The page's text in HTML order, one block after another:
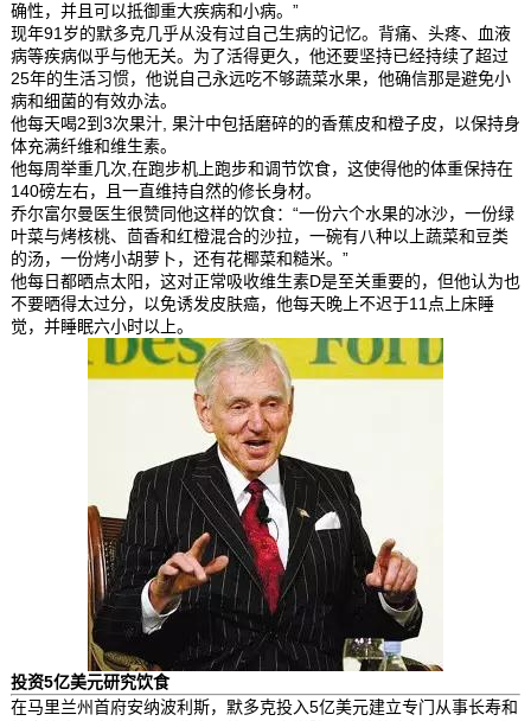
确性，并且可以抵御重大疾病和小病。”
现年91岁的默多克几乎从没有过自己生病的记忆。背痛、头疼、血液
病等疾病似乎与他无关。为了活得更久，他还要坚持已经持续了超过
25年的生活习惯，他说自己永远吃不够蔬菜水果，他确信那是避免小
病和细菌的有效办法。
他每天喝2到3次果汁, 果汁中包括磨碎的的香蕉皮和橙子皮，以保持身
体充满纤维和维生素。
他每周举重几次,在跑步机上跑步和调节饮食，这使得他的体重保持在
140磅左右，且一直维持自然的修长身材。
乔尔富尔曼医生很赞同他这样的饮食：“一份六个水果的冰沙，一份绿
叶菜与烤核桃、茴香和红橙混合的沙拉，一碗有八种以上蔬菜和豆类
的汤，一份烤小胡萝卜，还有花椰菜和糙米。”
他每日都晒点太阳，这对正常吸收维生素D是至关重要的，但他认为也
不要晒得太过分，以免诱发皮肤癌，他每天晚上不迟于11点上床睡
觉，并睡眠六小时以上。
投资5亿美元研究饮食
在马里兰州首府安纳波利斯，默多克投入5亿美元建立专门从事长寿和